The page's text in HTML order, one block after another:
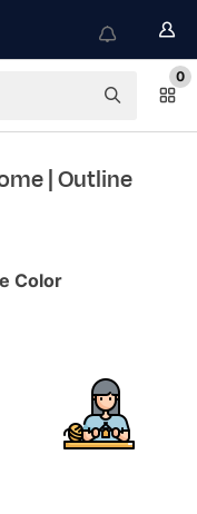
0
| Outline
Color